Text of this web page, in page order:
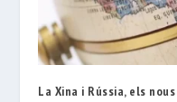
La Xina i Rússia, els